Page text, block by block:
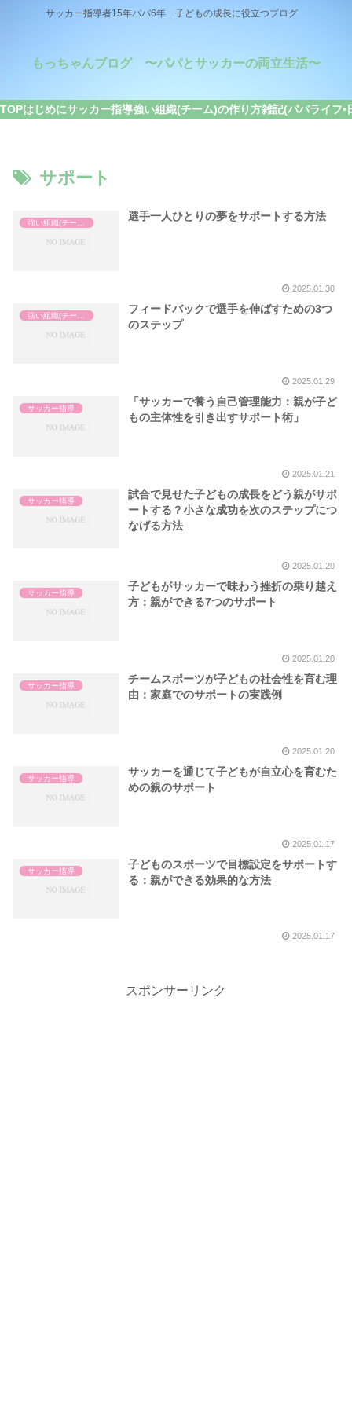
サッカー指導者15年パパ6年 子どもの成長に役立つブログ
もっちゃんブログ 〜パパとサッカーの両立生活〜
TOPはじめにサッカー指導強い組織(チーム)の作り方雑記(パパライフ•
サポート
強い組織(チーム)の作り方
選手一人ひとりの夢をサポートする方法
2025.01.30
フィードバックで選手を伸ばすための3つ
のステップ
2025.01.29
サッカー指導
「サッカーで養う自己管理能力：親が子ど
もの主体性を引き出すサポート術」
2025.01.21
サッカー指導
試合で見せた子どもの成長をどう親がサポ
ートする？小さな成功を次のステップにつ
なげる方法
2025.01.20
サッカー指導
子どもがサッカーで味わう挫折の乗り越え
方：親ができる7つのサポート
2025.01.20
サッカー指導
チームスポーツが子どもの社会性を育む理
由：家庭でのサポートの実践例
2025.01.20
サッカー指導
サッカーを通じて子どもが自立心を育むた
めの親のサポート
2025.01.17
サッカー指導
子どものスポーツで目標設定をサポートす
る：親ができる効果的な方法
2025.01.17
スポンサーリンク